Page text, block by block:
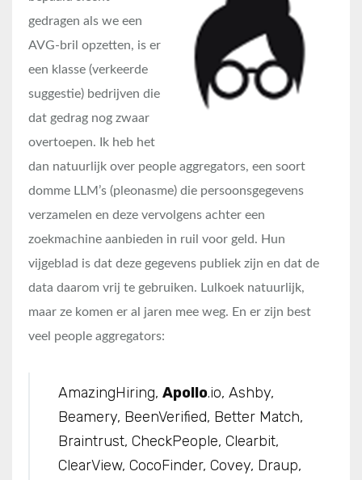
gedragen als we een
AVG-bril opzetten, is er
een klasse (verkeerde
suggestie) bedrijven die
dat gedrag nog zwaar
overtoepen. Ik heb het
dan natuurlijk over people aggregators, een soort
domme LLM’s (pleonasme) die persoonsgegevens
verzamelen en deze vervolgens achter een
zoekmachine aanbieden in ruil voor geld. Hun
vijgeblad is dat deze gegevens publiek zijn en dat de
data daarom vrij te gebruiken. Lulkoek natuurlijk,
maar ze komen er al jaren mee weg. En er zijn best
veel people aggregators:
AmazingHiring, Apollo.io, Ashby,
Beamery, BeenVerified, Better Match,
Braintrust, CheckPeople, Clearbit,
ClearView, CocoFinder, Covey, Draup,